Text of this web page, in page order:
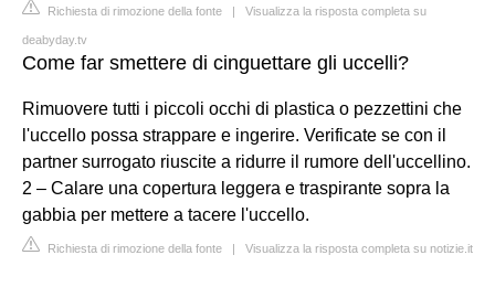
Richiesta di rimozione della fonte | Visualizza la risposta completa su
deabyday.tv
Come far smettere di cinguettare gli uccelli?
Rimuovere tutti i piccoli occhi di plastica o pezzettini che
l'uccello possa strappare e ingerire. Verificate se con il
partner surrogato riuscite a ridurre il rumore dell'uccellino.
2 – Calare una copertura leggera e traspirante sopra la
gabbia per mettere a tacere l'uccello.
Richiesta di rimozione della fonte | Visualizza la risposta completa su notizie.it